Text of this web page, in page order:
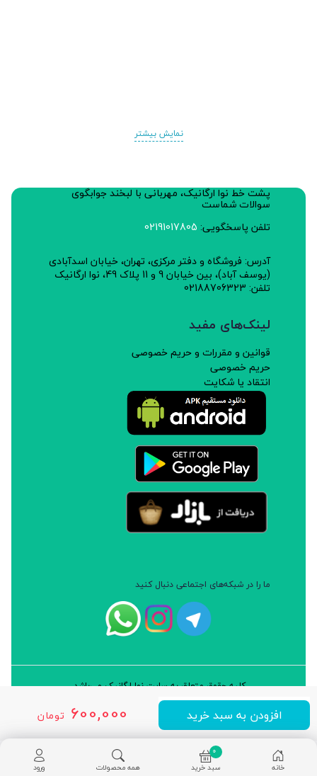
600,000 تومان افزودن به سبد خرید
نمایش بیشتر
پشت خط نوا ارگانیک، مهربانی با لبخند جوابگوی
سوالات شماست
تلفن پاسخگویی: 02191017805
آدرس: فروشگاه و دفتر مرکزی، تهران، خیابان اسدآبادی
(یوسف آباد)، بین خیابان 9 و 11 پلاک 49، نوا ارگانیک
تلفن: 02188706323
لینک‌های مفید
قوانین و مقررات و حریم خصوصی
حریم خصوصی
انتقاد یا شکایت
ما را در شبکه‌های اجتماعی دنبال کنید
کلیه حقوق متعلق به سایت نوا ارگانیک می‌باشد.
طراحی و توسعه: شرکت داده پردازان سورن ایرانیان (نرم افزار سارب)
خانه
0
سبد خرید
همه محصولات ورود